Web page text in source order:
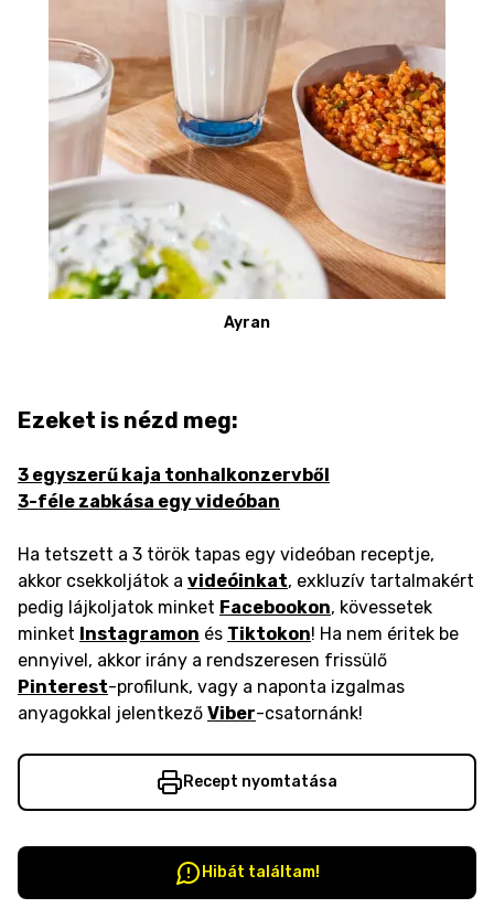
Ayran
Ezeket is nézd meg:
3 egyszerű kaja tonhalkonzervből
3-féle zabkása egy videóban
Ha tetszett a 3 török tapas egy videóban receptje,
akkor csekkoljátok a videóinkat, exkluzív tartalmakért
pedig lájkoljatok minket Facebookon, kövessetek
minket Instagramon és Tiktokon! Ha nem éritek be
ennyivel, akkor irány a rendszeresen frissülő
Pinterest-profilunk, vagy a naponta izgalmas
anyagokkal jelentkező Viber-csatornánk!
Recept nyomtatása
Hibát találtam!